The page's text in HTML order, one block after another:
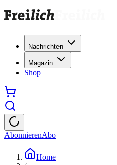
Nachrichten
Magazin
Shop
AbonnierenAbo
Home